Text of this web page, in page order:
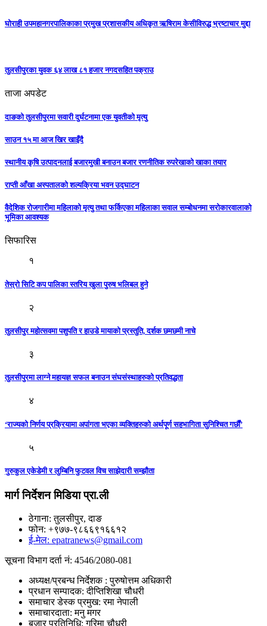
घोराही उपमहानगरपालिकाका प्रमुख प्रशासकीय अधिकृत ऋषिराम केसीविरुद्ध भ्रष्टाचार मुद्दा
तुलसीपुरका युवक ६४ लाख ८१ हजार नगदसहित पक्राउ
ताजा अपडेट
दाङको तुलसीपुरमा सवारी दुर्घटनामा एक युवतीको मृत्यु
साउन १५ मा आज खिर खाइँदै
स्थानीय कृषि उत्पादनलाई बजारमुखी बनाउन बजार रणनीतिक रुपरेखाको खाका तयार
राप्ती आँखा अस्पतालको शल्यक्रिया भवन उद्घाटन
वैदेशिक रोजगारीमा महिलाको मृत्यु तथा फर्किएका महिलाका सवाल सम्बोधनमा सरोकारवालाको
भूमिका आवश्यक
सिफारिस
१
तेस्रो सिटि कप पालिका स्तरिय खुला पुरुष भलिबल हुने
२
तुलसीपुर महोत्सवमा पशुपति र हाउडे मायाकाे प्रस्तुति, दर्शक छमछमी नाचे
३
तुलसीपुरमा लाग्ने महायज्ञ सफल बनाउन संघसंस्थाहरुको प्रतिवद्धता
४
‘राज्यको निर्णय प्रक्रियामा अपांगता भएका व्यक्तिहरुको अर्थपूर्ण सहभागिता सुनिश्चित गर्छौं’
५
गुरुकुल एकेडेमी र लुम्बिनि फुटवल विच साझेदारी सम्झौता
मार्ग निर्देशन मिडिया प्रा.ली
ठेगाना: तुलसीपुर, दाङ
फोन: +९७७-९८६६९१६६१२
ई-मेल: epatranews@gmail.com
सूचना विभाग दर्ता नं: 4546/2080-081
अध्यक्ष/प्रबन्ध निर्देशक : पुरुषोत्तम अधिकारी
प्रधान सम्पादक: दीप्तिशिखा चौधरी
समाचार डेस्क प्रमुख: रमा नेपाली
समाचारदाता: मनु मगर
बजार प्रतिनिधि: गरिमा चौधरी